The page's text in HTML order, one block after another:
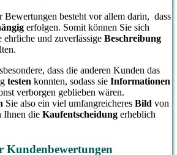
Bewertungen besteht vor allem darin, dass
erfolgen. Somit können Sie sich
ehrliche und zuverlässige Beschreibung
dass die anderen Kunden das
testen konnten, sodass sie Informationen
verborgen geblieben wären.
Sie also ein viel umfangreicheres Bild von
Ihnen die Kaufentscheidung erheblich
Kundenbewertungen